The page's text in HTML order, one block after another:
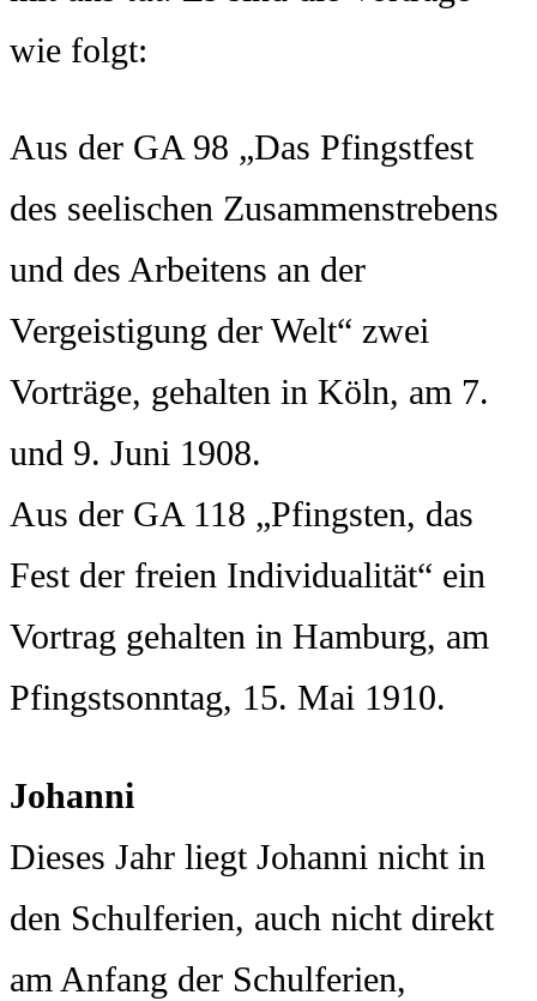
wie folgt:
Aus der GA 98 „Das Pfingstfest
des seelischen Zusammenstrebens
und des Arbeitens an der
Vergeistigung der Welt“ zwei
Vorträge, gehalten in Köln, am 7.
und 9. Juni 1908.
Aus der GA 118 „Pfingsten, das
Fest der freien Individualität“ ein
Vortrag gehalten in Hamburg, am
Pfingstsonntag, 15. Mai 1910.
Johanni
Dieses Jahr liegt Johanni nicht in
den Schulferien, auch nicht direkt
am Anfang der Schulferien,